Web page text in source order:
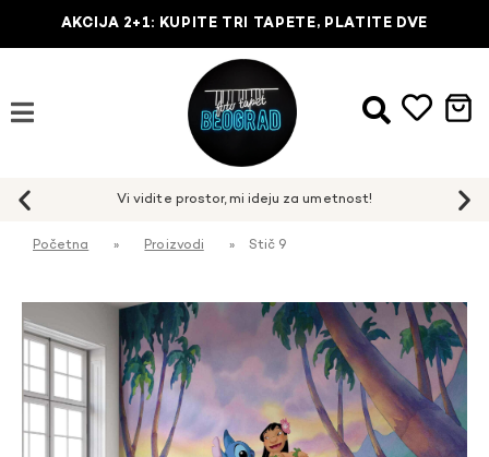
AKCIJA 2+1: KUPITE TRI TAPETE, PLATITE DVE
Početna » Proizvodi » Stič 9